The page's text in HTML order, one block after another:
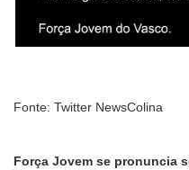
Fonte: Twitter NewsColina
Força Jovem se pronuncia